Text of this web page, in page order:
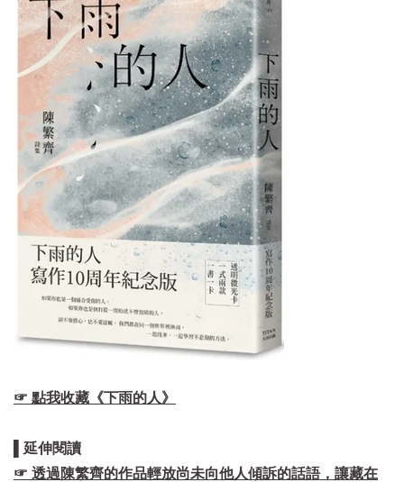
☞ 點我收藏《下雨的人》
▌延伸閱讀
☞ 透過陳繁齊的作品輕放尚未向他人傾訴的話語，讓藏在